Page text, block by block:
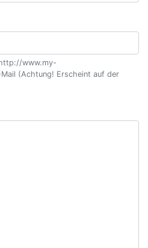
www.my-
(Achtung! Erscheint auf der